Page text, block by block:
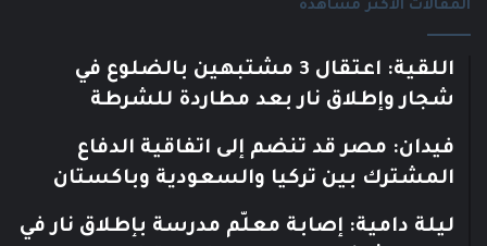
المقالات الأكثر مشاهدة
اللقية: اعتقال 3 مشتبهين بالضلوع في
شجار وإطلاق نار بعد مطاردة للشرطة
فيدان: مصر قد تنضم إلى اتفاقية الدفاع
المشترك بين تركيا والسعودية وباكستان
ليلة دامية: إصابة معلّم مدرسة بإطلاق نار في